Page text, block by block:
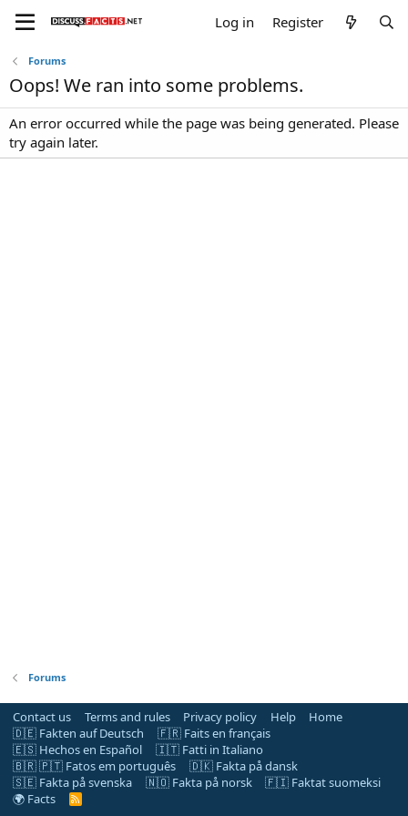
Log in Register
Forums
Oops! We ran into some problems.
An error occurred while the page was being generated. Please
try again later.
Forums
Contact us Terms and rules Privacy policy Help
Home
🇩🇪 Fakten auf Deutsch
🇫🇷 Faits en français
🇪🇸 Hechos en Español
🇮🇹 Fatti in Italiano
🇧🇷 🇵🇹 Fatos em português
🇩🇰 Fakta på dansk
🇸🇪 Fakta på svenska
🇳🇴 Fakta på norsk
🇫🇮 Faktat suomeksi
🌍 Facts
R